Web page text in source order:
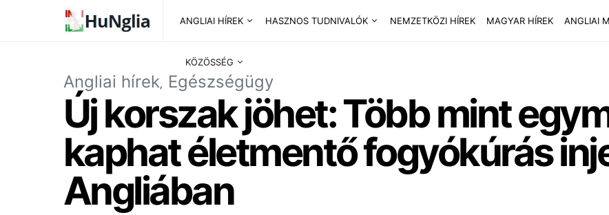
ANGLIAI HÍREK HASZNOS TUDNIVALÓK NEMZETKÖZI HÍREK MAGYAR HÍREK ANGLIAI
KÖZÖSSÉG
Angliai hírek Egészségügy
Új korszak jöhet: Több mint
kaphat életmentő fogyókúrás
Angliában